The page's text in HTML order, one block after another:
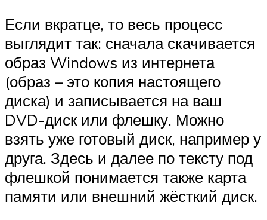
Если вкратце, то весь процесс
выглядит так: сначала скачивается
образ Windows из интернета
(образ – это копия настоящего
диска) и записывается на ваш
DVD-диск или флешку. Можно
взять уже готовый диск, например у
друга. Здесь и далее по тексту под
флешкой понимается также карта
памяти или внешний жёсткий диск.